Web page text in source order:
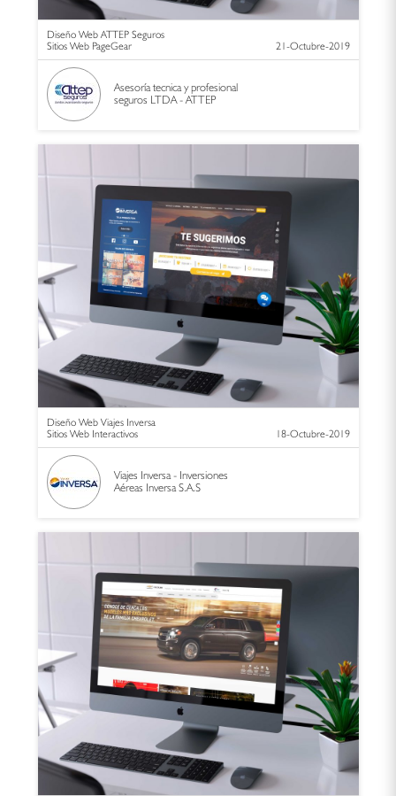
Diseño Web ATTEP Seguros
Sitios Web PageGear
21-Octubre-2019
Asesoría tecnica y profesional
seguros LTDA - ATTEP
Diseño Web Viajes Inversa
Sitios Web Interactivos
18-Octubre-2019
Viajes Inversa - Inversiones
Aéreas Inversa S.A.S